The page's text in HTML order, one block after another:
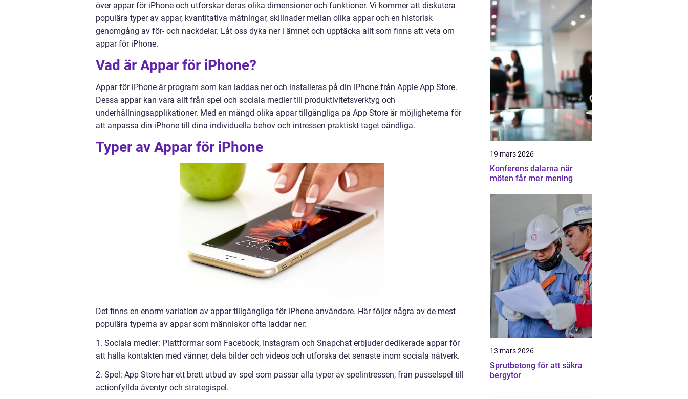
över appar för iPhone och utforskar deras olika dimensioner och funktioner. Vi kommer att diskutera
populära typer av appar, kvantitativa mätningar, skillnader mellan olika appar och en historisk
genomgång av för- och nackdelar. Låt oss dyka ner i ämnet och upptäcka allt som finns att veta om
appar för iPhone.
Vad är Appar för iPhone?
Appar för iPhone är program som kan laddas ner och installeras på din iPhone från Apple App Store.
Dessa appar kan vara allt från spel och sociala medier till produktivitetsverktyg och
underhållningsapplikationer. Med en mängd olika appar tillgängliga på App Store är möjligheterna för
att anpassa din iPhone till dina individuella behov och intressen praktiskt taget oändliga.
Typer av Appar för iPhone
Det finns en enorm variation av appar tillgängliga för iPhone-användare. Här följer några av de mest
populära typerna av appar som människor ofta laddar ner:
1. Sociala medier: Plattformar som Facebook, Instagram och Snapchat erbjuder dedikerade appar för
att hålla kontakten med vänner, dela bilder och videos och utforska det senaste inom sociala nätverk.
2. Spel: App Store har ett brett utbud av spel som passar alla typer av spelintressen, från pusselspel till
actionfyllda äventyr och strategispel.
19 mars 2026
Konferens dalarna när
möten får mer mening
13 mars 2026
Sprutbetong för att säkra
bergytor